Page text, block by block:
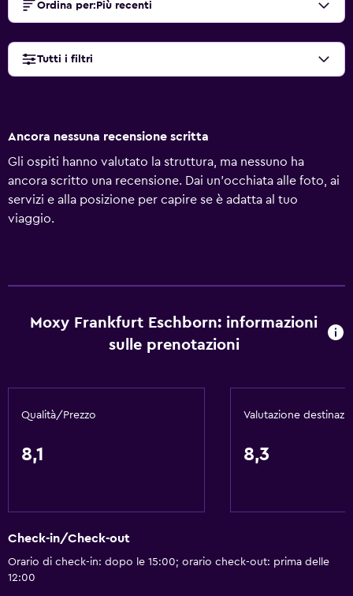
Ordina per: Più recenti
Tutti i filtri
Ancora nessuna recensione scritta
Gli ospiti hanno valutato la struttura, ma nessuno ha
ancora scritto una recensione. Dai un'occhiata alle foto, ai
servizi e alla posizione per capire se è adatta al tuo
viaggio.
Moxy Frankfurt Eschborn: informazioni
sulle prenotazioni
Qualità/Prezzo
8,1
Valutazione
8,3
Check-in/Check-out
Orario di check-in: dopo le 15:00; orario check-out: prima delle
12:00